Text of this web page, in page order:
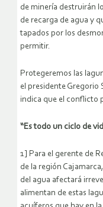
de minería destruirán
de recarga de agua y
tapados por los
permitir.
Protegeremos las
el presidente Gregorio
indica que el conflicto
“Es todo un ciclo de
1] Para el gerente de
de la región
del agua afectará
alimentan de estas